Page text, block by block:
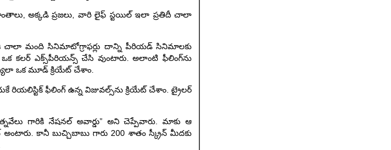
ప్రాంతాలు, అక్కడి ప్రజలు, వారి లైఫ్ స్టయిల్ ఇలా ప్రతిదీ చాలా
చాలా మంది సినిమాటోగ్రాఫర్లు దాన్ని పీరియడ్ సినిమాలకు
కలర్ ఎక్స్‌పీరియన్స్ చేసి వుంటారు. అలాంటి ఫీలింగ్‌ను
ఒక మూడ్ క్రియేట్ చేశాం.
రియలిస్టిక్ ఫీలింగ్ ఉన్న విజువల్స్‌ను క్రియేట్ చేశాం. ట్రైలర్
గారికి నేషనల్ అవార్డు” అని చెప్పేవారు. మాకు ఆ
కానీ బుచ్చిబాబు గారు 200 శాతం స్క్రీన్ మీదకు